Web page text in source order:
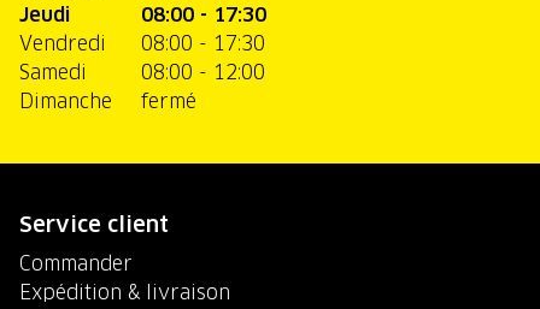
Jeudi
08:00 - 17:30
Vendredi
08:00 - 17:30
Samedi
08:00 - 12:00
Dimanche
fermé
Service client
Commander
Expédition & livraison